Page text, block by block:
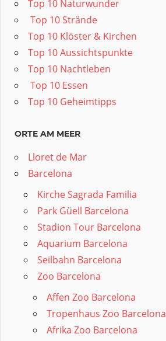
Top 10 Naturwunder
️ Top 10 Strände
Top 10 Klöster & Kirchen
Top 10 Aussichtspunkte
Top 10 Nachtleben
️ Top 10 Essen
Top 10 Geheimtipps
ORTE AM MEER
Lloret de Mar
Barcelona
Kirche Sagrada Familia
Park Güell Barcelona
Stadion Tour Barcelona
Aquarium Barcelona
Seilbahn Barcelona
Zoo Barcelona
Affen Zoo Barcelona
Tropenhaus Zoo Barcelona
Afrika Zoo Barcelona